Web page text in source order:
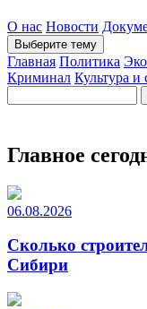
О нас Новости
Выберите тему
Главная Политика
Криминал Культура и
Главное
06.08.2026
Сколько
Сибири